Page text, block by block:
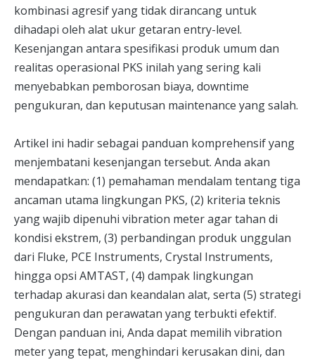
kombinasi agresif yang tidak dirancang untuk
dihadapi oleh alat ukur getaran entry-level.
Kesenjangan antara spesifikasi produk umum dan
realitas operasional PKS inilah yang sering kali
menyebabkan pemborosan biaya, downtime
pengukuran, dan keputusan maintenance yang salah.
Artikel ini hadir sebagai panduan komprehensif yang
menjembatani kesenjangan tersebut. Anda akan
mendapatkan: (1) pemahaman mendalam tentang tiga
ancaman utama lingkungan PKS, (2) kriteria teknis
yang wajib dipenuhi vibration meter agar tahan di
kondisi ekstrem, (3) perbandingan produk unggulan
dari Fluke, PCE Instruments, Crystal Instruments,
hingga opsi AMTAST, (4) dampak lingkungan
terhadap akurasi dan keandalan alat, serta (5) strategi
pengukuran dan perawatan yang terbukti efektif.
Dengan panduan ini, Anda dapat memilih vibration
meter yang tepat, menghindari kerusakan dini, dan